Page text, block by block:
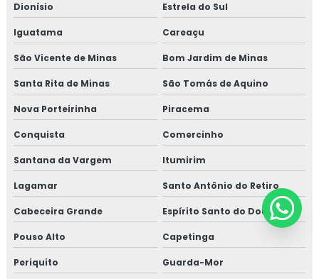
Dionísio Estrela do Sul
Iguatama Careaçu
São Vicente de Minas Bom Jardim de Minas
Santa Rita de Minas São Tomás de Aquino
Nova Porteirinha Piracema
Conquista Comercinho
Santana da Vargem Itumirim
Lagamar Santo Antônio do Retiro
Cabeceira Grande Espírito Santo do Dourado
Pouso Alto Capetinga
Periquito Guarda-Mor